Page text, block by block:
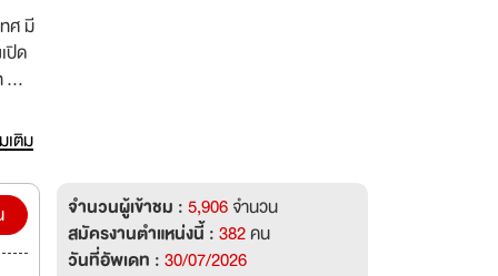
ศ มี
ปิด
ล
บาย
อม
ท
เติม
จำนวนผู้เข้าชม :5,906จำนวน
สมัครงานตำแหน่งนี้ :382คน
วันที่อัพเดท :30/07/2026